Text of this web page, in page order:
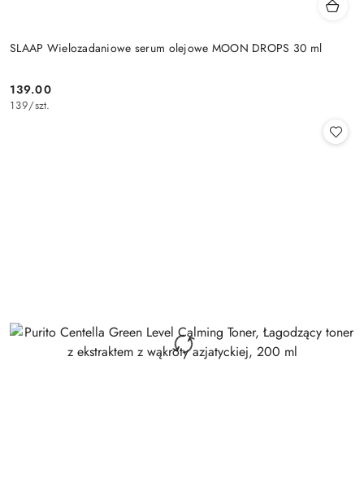
SLAAP Wielozadaniowe serum olejowe MOON DROPS 30 ml
Cena:
139.00
139/szt.